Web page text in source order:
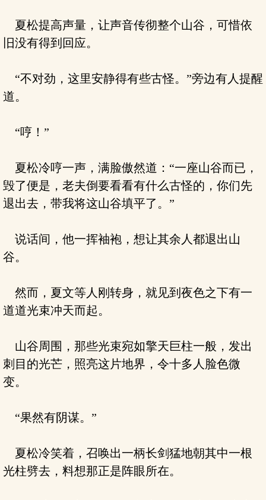
夏松提高声量，让声音传彻整个山谷，可惜依
旧没有得到回应。
“不对劲，这里安静得有些古怪。”旁边有人提醒
道。
“哼！”
夏松冷哼一声，满脸傲然道：“一座山谷而已，
毁了便是，老夫倒要看看有什么古怪的，你们先
退出去，带我将这山谷填平了。”
说话间，他一挥袖袍，想让其余人都退出山
谷。
然而，夏文等人刚转身，就见到夜色之下有一
道道光束冲天而起。
山谷周围，那些光束宛如擎天巨柱一般，发出
刺目的光芒，照亮这片地界，令十多人脸色微
变。
“果然有阴谋。”
夏松冷笑着，召唤出一柄长剑猛地朝其中一根
光柱劈去，料想那正是阵眼所在。